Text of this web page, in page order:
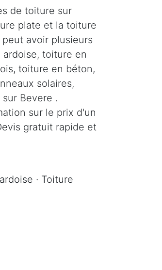
de toiture sur
plate et la toiture
avoir plusieurs
toiture en
toiture en béton,
solaires,
Bevere .
sur le prix d'un
gratuit rapide et
· Toiture